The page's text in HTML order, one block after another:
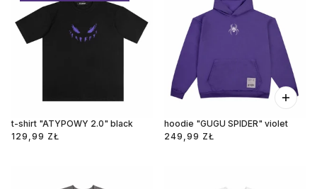
t-shirt "ATYPOWY 2.0" black
129,99 ZŁ
hoodie "GUGU SPIDER" violet
249,99 ZŁ